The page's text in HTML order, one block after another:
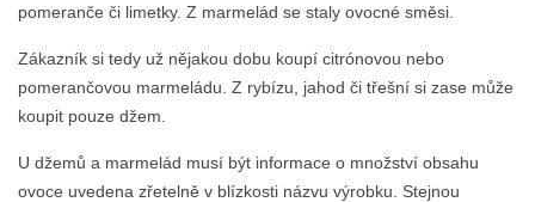
pomeranče či limetky. Z marmelád se staly ovocné směsi.
Zákazník si tedy už nějakou dobu koupí citrónovou nebo
pomerančovou marmeládu. Z rybízu, jahod či třešní si zase může
koupit pouze džem.
U džemů a marmelád musí být informace o množství obsahu
ovoce uvedena zřetelně v blízkosti názvu výrobku. Stejnou